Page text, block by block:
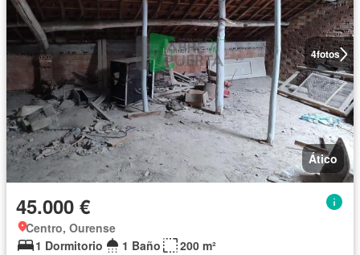
4fotos
Ático
45.000 €
Centro, Ourense
1 Dormitorio
1 Baño
200 m²